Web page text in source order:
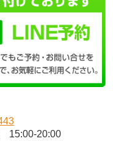
15:00-20:00